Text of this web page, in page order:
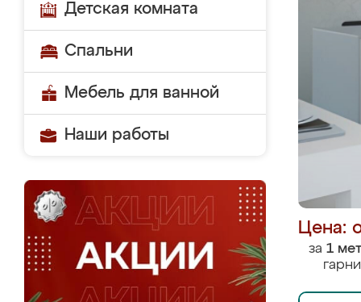
Детская комната
Спальни
Мебель для ванной
Наши работы
Цена:
за 1